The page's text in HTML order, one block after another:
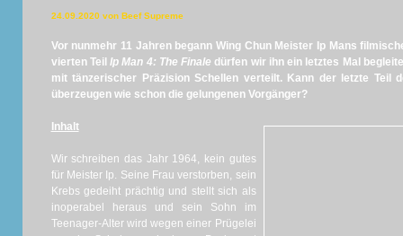
24.09.2020 von Beef Supreme
Vor nunmehr 11 Jahren begann Wing Chun Meister Ip Mans
vierten TeilIp Man 4: The Finale dürfen wir ihn ein letztes Mal
mit tänzerischer Präzision Schellen verteilt. Kann der letzte Teil
überzeugen wie schon die gelungenen Vorgänger?
Inhalt
Wir schreiben das Jahr 1964, kein gutes
für Meister Ip. Seine Frau verstorben, sein
Krebs gedeiht prächtig und stellt sich als
inoperabel heraus und sein Sohn im
Teenager-Alter wird wegen einer Prügelei